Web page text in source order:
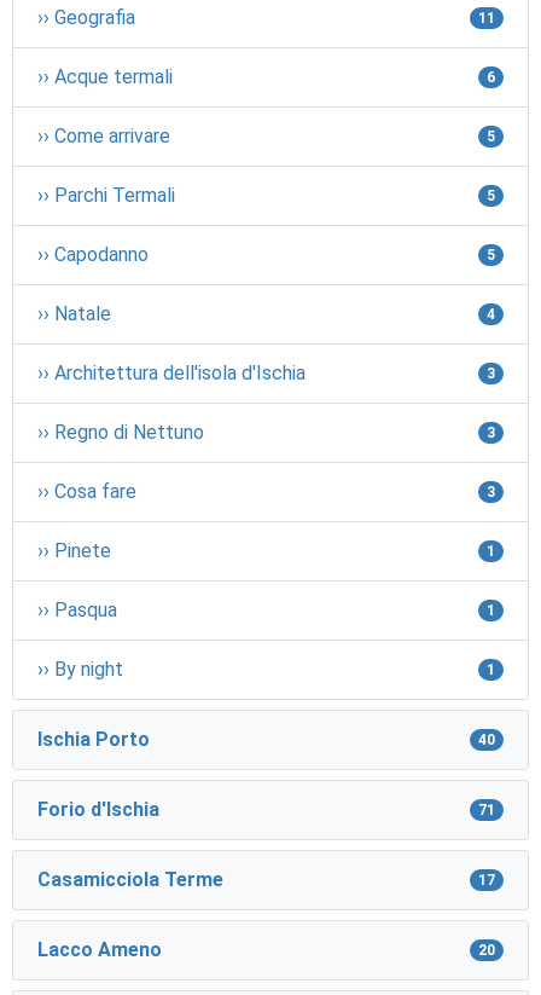
›› Geografia 11
›› Acque termali 6
›› Come arrivare 5
›› Parchi Termali 5
›› Capodanno 5
›› Natale 4
›› Architettura dell'isola d'Ischia 3
›› Regno di Nettuno 3
›› Cosa fare 3
›› Pinete 1
›› Pasqua 1
›› By night 1
Ischia Porto 40
Forio d'Ischia 71
Casamicciola Terme 17
Lacco Ameno 20